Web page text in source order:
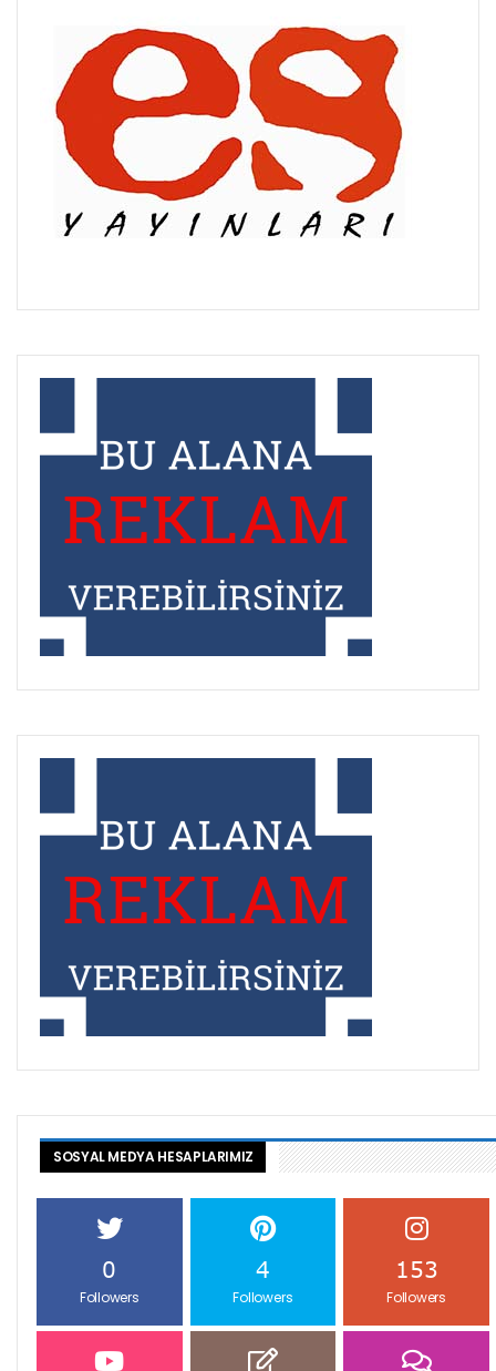
SOSYAL MEDYA HESAPLARIMIZ
0
Followers
4
Followers
153
Followers